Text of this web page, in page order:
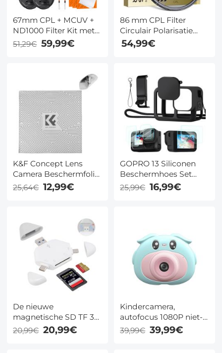
67mm CPL + MCUV +
ND1000 Filter Kit met
Lensdop en 3
Beschermfilter en ND
Filter 24 Laags Nano
Dazzle
51,29€ 59,99€
86 mm CPL Filter
Circulair Polarisatie
Filter Met 24 Laags
Nano Dazzle Serie
54,99€
K&F Concept Lens
Camera Beschermfolie,
Anti-kras
Lensbeschermer,
Camera
Lens/DSLR/Accessoires
45x45cm
25,64€ 12,99€
GOPRO 13 Siliconen
Beschermhoes Set
Schermbeschermer
Lens Film Scherm Film
25,99€ 16,99€
De nieuwe
magnetische SD TF 3
in 1 kaartlezer is
geschikt voor
20,99€ 20,99€
Kindercamera,
autofocus 1080P niet-
giftig, zacht plastic
schokbestendig
39,99€ 39,99€